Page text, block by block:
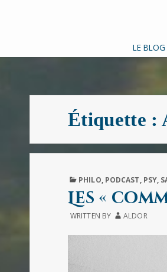
LE BLOG
Étiquette :
PUBLISHED
PHILO, PODCAST, PSY,
Les «
WRITTEN BY ALDOR